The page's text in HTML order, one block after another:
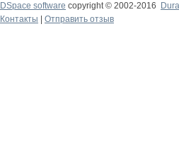
DSpace software copyright © 2002-2016
Контакты
Отправить отзыв